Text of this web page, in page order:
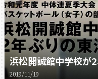
浜松開誠館中学校が
2019/11/19